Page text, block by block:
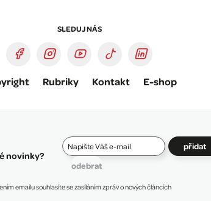
SLEDUJ NÁS
Rubriky Kontakt E-shop
novinky?
přidat
odebrat
emailu souhlasíte se zasíláním zpráv o nových článcích